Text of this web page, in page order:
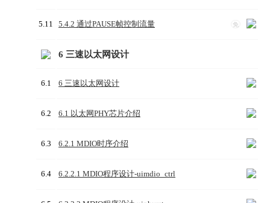
5.11 免
5.4.2 通过PAUSE帧控制流量
6 三速以太网设计
6.1 6 三速以太网设计
6.2 6.1 以太网PHY芯片介绍
6.3 6.2.1 MDIO时序介绍
6.4 6.2.2.1 MDIO程序设计-uimdio_ctrl